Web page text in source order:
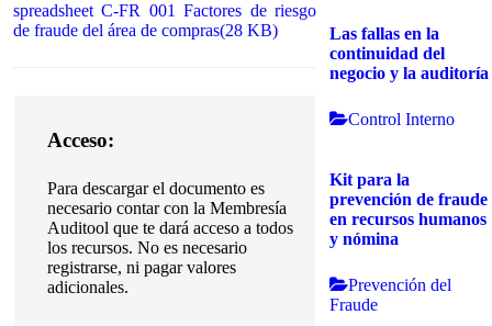
spreadsheet C-FR 001 Factores de riesgo
de fraude del área de compras(28 KB)
Acceso:
Para descargar el documento es
necesario contar con la Membresía
Auditool que te dará acceso a todos
los recursos. No es necesario
registrarse, ni pagar valores
adicionales.
Las fallas en la
continuidad del
negocio y la auditoría
Control Interno
Kit para la
prevención de fraude
en recursos humanos
y nómina
Prevención del
Fraude